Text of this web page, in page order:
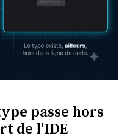
passe hors
de l'IDE